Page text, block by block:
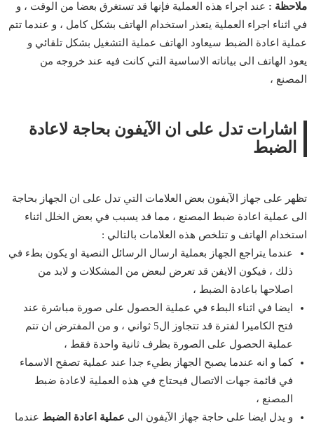
ملاحظة : عند اجراء هذه العملية فإنها قد تستغرق بعضا من الوقت ، و
في اثناء اجراء العملية يتعذر استخدام الهاتف بشكل كامل ، و عندما تتم
عملية اعادة الضبط سيعاود الهاتف عملية التشغيل بشكل تلقائي و
يعود الهاتف الى بياناته الاساسية التي كانت فيه عند خروجه من
المصنع ،
اشارات تدل على ان الآيفون بحاجة لاعادة
الضبط
تظهر على جهاز الآيفون بعض العلامات التي تدل على ان الجهاز بحاجة
الى عملية اعادة ضبط المصنع ، مما قد يسبب في بعض الخلل اثناء
استخدام الهاتف و تتلخص هذه العلامات بالتالي :
عندما يتراجع الجهاز بعملية ارسال الرسائل النصية او يكون بطء في
ذلك ، فيكون الايفن قد تعرض لبعض من المشكلات و لابد من
اصلاحها باعادة الضبط ،
ايضا في اثناء البطء في عملية الحصول على صورة مباشرة عند
فتح الكاميرا لفترة قد تتجاوز ال5 ثواني ، و من المفترض ان تتم
عملية الحصول على الصورة بظرف ثانية واحدة فقط ،
كما و انه عندما يصبح الجهاز بطيء جدا عند عملية تصفح الاسماء
في قائمة جهات الاتصال فيحتاج في هذه العملية لاعادة ضبط
المصنع ،
و يدل ايضا على حاجة جهاز الآيفون الى عملية اعادة الضبط عندما